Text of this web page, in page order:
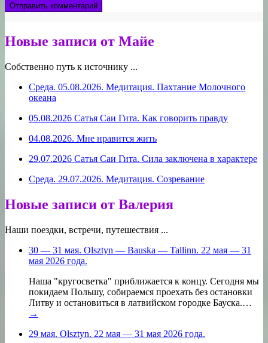
Новые записи от Майе
Собственно путь к источнику ...
Среда. 05.08.2026. Медитация. Пахтание Молочного
океана
05.08.2026 Сатья Саи Гита. Как говорить правду
04.08.2026. Мне нравится жить
29.07.2026 Сатья Саи Гита. Сила заключена в характере
Среда. 29.07.2026. Медитация. Созревание
Новые записи от Валерия
Наши поездки, встречи, путешествия ...
30 — 31 мая. Olsztyn — Bauska — Tallinn. 22 мая — 31
мая 2026 года.
Наша "кругосветка" приближается к концу. Сегодня мы
покидаем Польшу, собираемся проехать без остановки
Литву и остановиться в латвийском городке Бауска.…
→
29 мая. Olsztyn. 22 мая — 31 мая 2026 года.